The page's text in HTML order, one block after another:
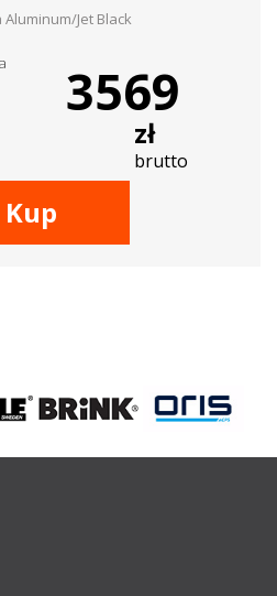
Jet Black
3569
zł
brutto
Kup